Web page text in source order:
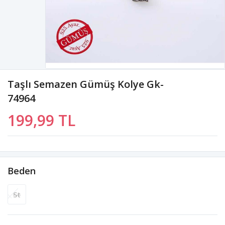
Taşlı Semazen Gümüş Kolye Gk-
74964
199,99 TL
Beden
St